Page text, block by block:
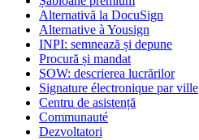
Alternativă la DocuSign
Alternative à Yousign
INPI: semnează și depune
Procură și mandat
SOW: descrierea lucrărilor
Signature électronique par ville
Centru de asistență
Communauté
Dezvoltatori